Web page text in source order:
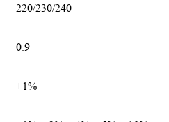
220/230/240
0.9
±1%